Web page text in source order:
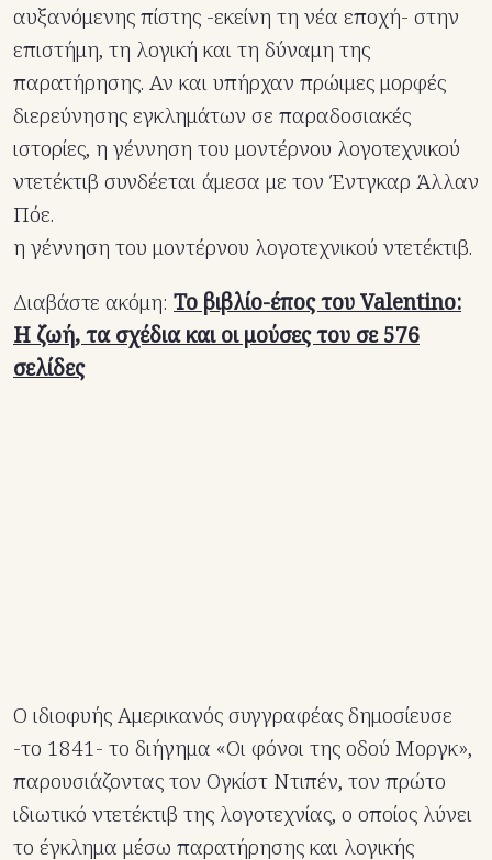
αυξανόμενης πίστης -εκείνη τη νέα εποχή- στην
επιστήμη, τη λογική και τη δύναμη της
παρατήρησης. Αν και υπήρχαν πρώιμες μορφές
διερεύνησης εγκλημάτων σε παραδοσιακές
ιστορίες, η γέννηση του μοντέρνου λογοτεχνικού
ντετέκτιβ συνδέεται άμεσα με τον Έντγκαρ Άλλαν
Πόε.
η γέννηση του μοντέρνου λογοτεχνικού ντετέκτιβ.
Διαβάστε ακόμη: Το βιβλίο-έπος του Valentino:
Η ζωή, τα σχέδια και οι μούσες του σε 576
σελίδες
Ο ιδιοφυής Αμερικανός συγγραφέας δημοσίευσε
-το 1841- το διήγημα «Οι φόνοι της οδού Μοργκ»,
παρουσιάζοντας τον Ογκίστ Ντιπέν, τον πρώτο
ιδιωτικό ντετέκτιβ της λογοτεχνίας, ο οποίος λύνει
το έγκλημα μέσω παρατήρησης και λογικής